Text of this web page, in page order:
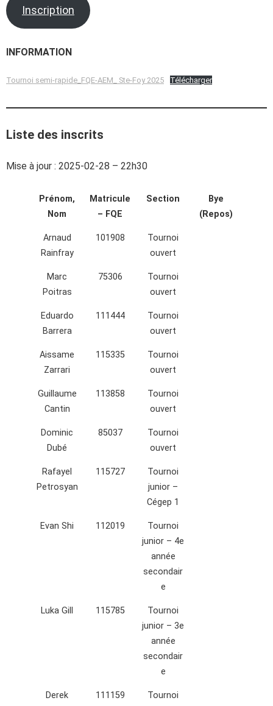
Inscription
INFORMATION
Tournoi semi-rapide_FQE-AEM_ Ste-Foy 2025 Télécharger
Liste des inscrits
Mise à jour : 2025-02-28 – 22h30
Prénom,
Nom
Matricule
– FQE
Section
Bye
(Repos)
Arnaud
Rainfray
101908
Tournoi
ouvert
Marc
Poitras
75306
Tournoi
ouvert
Eduardo
Barrera
111444
Tournoi
ouvert
Aissame
Zarrari
115335
Tournoi
ouvert
Guillaume
Cantin
113858
Tournoi
ouvert
Dominic
Dubé
85037
Tournoi
ouvert
Rafayel
Petrosyan
115727
Tournoi
junior –
Cégep 1
Evan Shi 112019
Tournoi
junior – 4e
année
secondair
e
Luka Gill 115785
Tournoi
junior – 3e
année
secondair
e
Derek
111159
Tournoi